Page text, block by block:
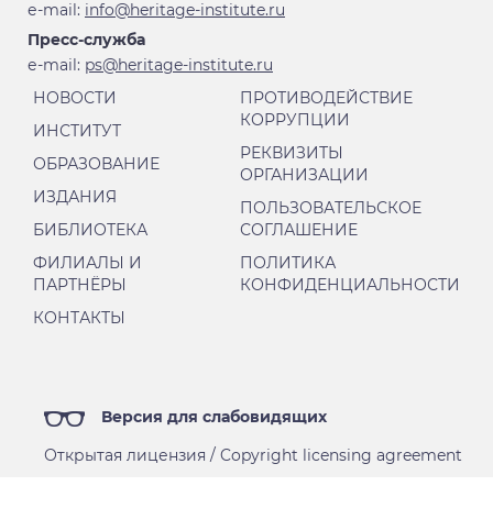
е-mail: info@heritage-institute.ru
Пресс-служба
е-mail: ps@heritage-institute.ru
НОВОСТИ
ИНСТИТУТ
ОБРАЗОВАНИЕ
ИЗДАНИЯ
БИБЛИОТЕКА
ФИЛИАЛЫ И
ПАРТНЁРЫ
КОНТАКТЫ
ПРОТИВОДЕЙСТВИЕ
КОРРУПЦИИ
РЕКВИЗИТЫ
ОРГАНИЗАЦИИ
ПОЛЬЗОВАТЕЛЬСКОЕ
СОГЛАШЕНИЕ
ПОЛИТИКА
КОНФИДЕНЦИАЛЬНОСТИ
Версия для слабовидящих
Открытая лицензия / Copyright licensing agreement